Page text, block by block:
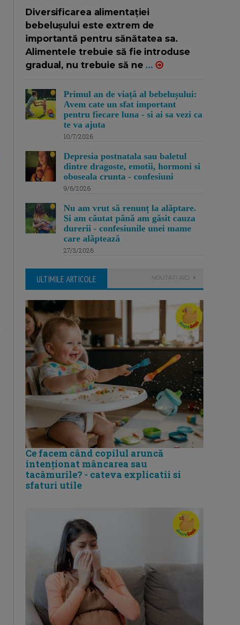
Diversificarea alimentației
bebelușului este extrem de
importantă pentru sănătatea sa.
Alimentele trebuie să fie introduse
gradual, nu trebuie să ne ...
Primul an de viață al bebelușului:
Avem cate un sfat important
pentru fiecare luna - si ai sa vezi ca
te va ajuta
10/7/2026
Depresia postnatala sau baletul
dintre dragoste, emotii, hormoni si
oboseala crunta - confesiuni
9/6/2026
Nu am vrut să renunț la alăptare.
Si am căutat până am găsit cauza
durerii - confesiunile unei mame
care alăptează
27/3/2026
ULTIMILE ARTICOLE NOUTATI AICI
Ce facem când copilul aruncă
intenționat mâncarea sau
tacâmurile? - cateva explicatii si
sfaturi utile